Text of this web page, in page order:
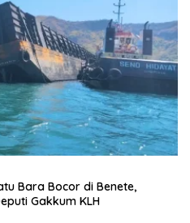
Bara Bocor di Benete,
Gakkum KLH